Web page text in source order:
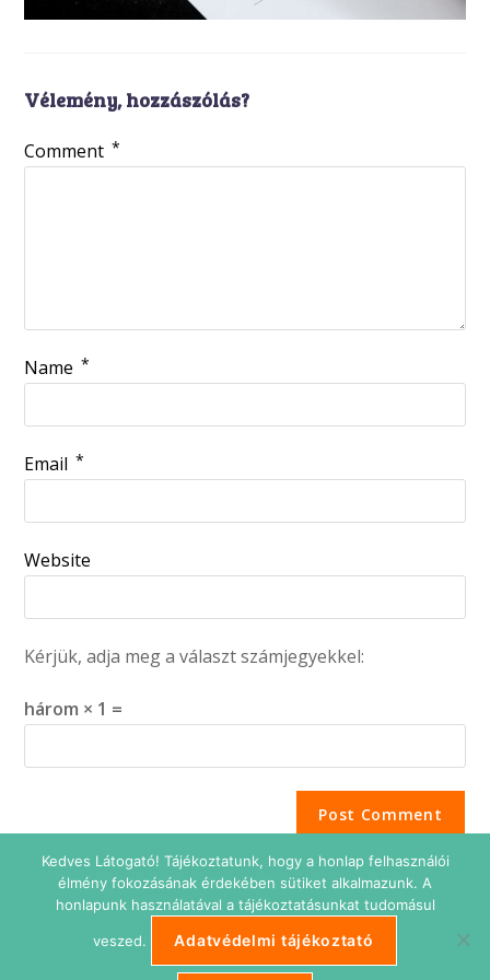
Vélemény, hozzászólás?
Comment *
Name *
Email *
Website
Kérjük, adja meg a választ számjegyekkel:
három × 1 =
Adatkezelési tájékoztató Impresszum
Süti beállítások
Kedves Látogató! Tájékoztatunk, hogy a honlap felhasználói
élmény fokozásának érdekében sütiket alkalmazunk. A
honlapunk használatával a tájékoztatásunkat tudomásul
veszed. Adatvédelmi tájékoztató